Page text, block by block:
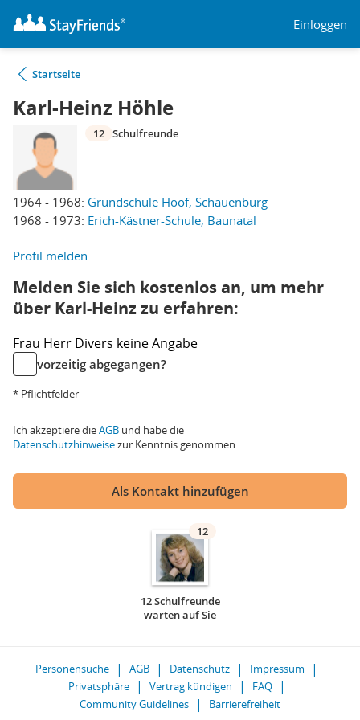
Einloggen
Startseite
Karl-Heinz Höhle
1964 - 1968: Grundschule Hoof, Schauenburg
1968 - 1973: Erich-Kästner-Schule, Baunatal
12 Schulfreunde
Profil melden
Melden Sie sich kostenlos an, um mehr
über Karl-Heinz zu erfahren:
Frau Herr Divers keine Angabe
vorzeitig abgegangen?
* Pflichtfelder
Ich akzeptiere dieAGB und habe die
Datenschutzhinweisezur Kenntnis genommen.
Als Kontakt hinzufügen
12
12 Schulfreunde
warten auf Sie
Personensuche AGB Datenschutz
Impressum
Privatsphäre
Vertrag kündigen
FAQ
Community Guidelines
Barrierefreiheit